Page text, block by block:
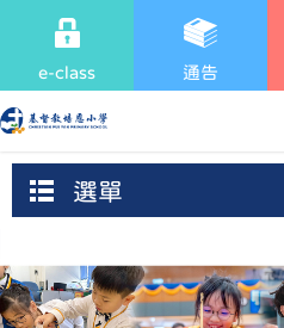
e-class 通告
選單